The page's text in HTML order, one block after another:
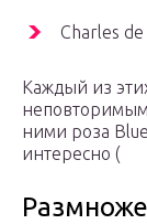
Charles
Каждый из
ними роза
интересно (